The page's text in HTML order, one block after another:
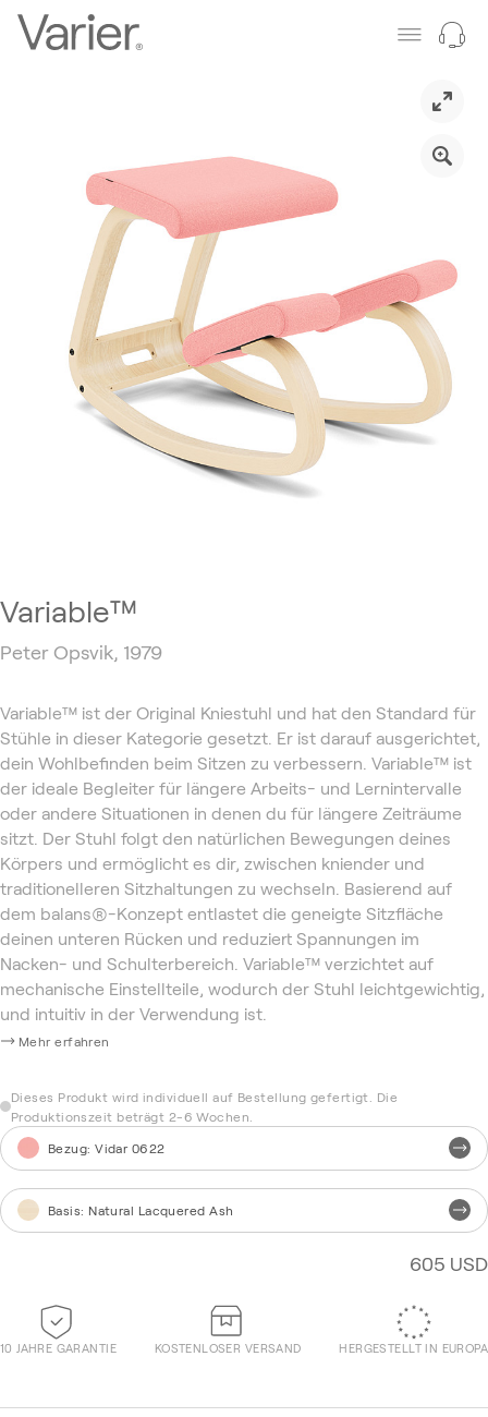
Variable™
Peter Opsvik, 1979
Variable™ ist der Original Kniestuhl und hat den Standard für
Stühle in dieser Kategorie gesetzt. Er ist darauf ausgerichtet,
dein Wohlbefinden beim Sitzen zu verbessern. Variable™ ist
der ideale Begleiter für längere Arbeits- und Lernintervalle
oder andere Situationen in denen du für längere Zeiträume
sitzt. Der Stuhl folgt den natürlichen Bewegungen deines
Körpers und ermöglicht es dir, zwischen kniender und
traditionelleren Sitzhaltungen zu wechseln. Basierend auf
dem balans®-Konzept entlastet die geneigte Sitzfläche
deinen unteren Rücken und reduziert Spannungen im
Nacken- und Schulterbereich. Variable™ verzichtet auf
mechanische Einstellteile, wodurch der Stuhl leichtgewichtig,
und intuitiv in der Verwendung ist.
Mehr erfahren
Dieses Produkt wird individuell auf Bestellung gefertigt. Die
Produktionszeit beträgt 2-6 Wochen.
Bezug:Vidar 0622
Basis: Natural Lacquered Ash
605 USD
10 JAHRE GARANTIE KOSTENLOSER VERSAND HERGESTELLT IN EUROPA